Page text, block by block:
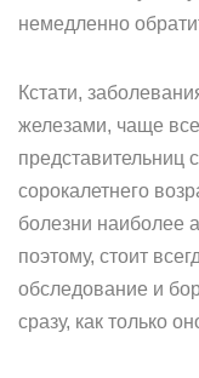
немедленно
Кстати,
железами, чаще
представительниц
сорокалетнего
болезни наиболее
поэтому, стоит
обследование и
сразу, как только